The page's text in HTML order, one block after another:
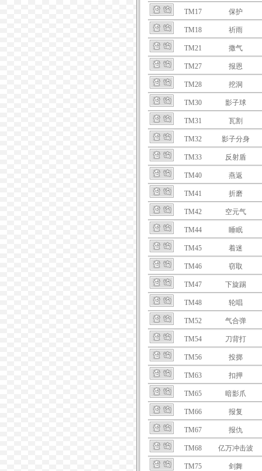
TM17 保护
TM18 祈雨
TM21 撒气
TM27 报恩
TM28 挖洞
TM30 影子球
TM31 瓦割
TM32 影子分身
TM33 反射盾
TM40 燕返
TM41 折磨
TM42 空元气
TM44 睡眠
TM45 着迷
TM46 窃取
TM47 下旋踢
TM48 轮唱
TM52 气合弹
TM54 刀背打
TM56 投掷
TM63 扣押
TM65 暗影爪
TM66 报复
TM67 报仇
TM68 亿万冲击波
TM75 剑舞